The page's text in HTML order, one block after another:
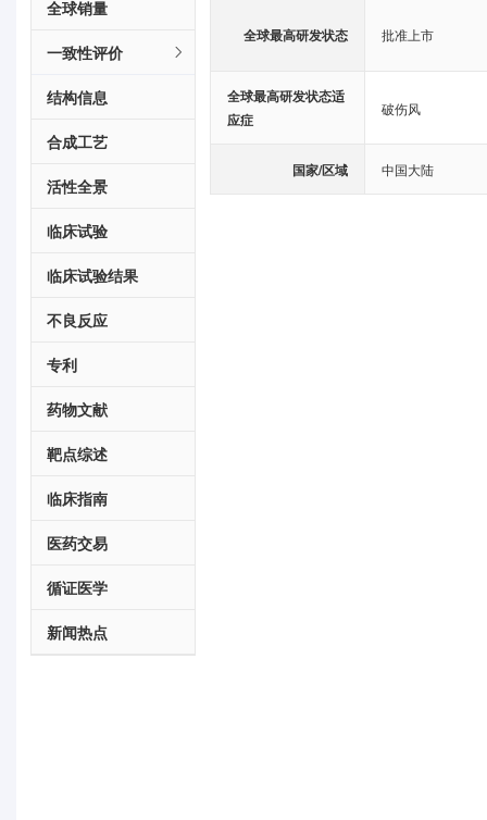
全球销量
一致性评价
结构信息
合成工艺
活性全景
临床试验
临床试验结果
不良反应
专利
药物文献
靶点综述
临床指南
医药交易
循证医学
新闻热点
全球最高研发状态 批准上市
全球最高研发状态适
应症
破伤风
国家/区域 中国大陆